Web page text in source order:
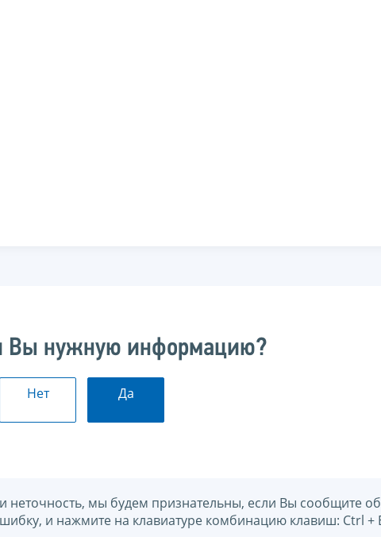
Вы нужную информацию?
Нет Да
неточность, мы будем признательны, если Вы сообщите
и нажмите на клавиатуре комбинацию клавиш: Ctrl